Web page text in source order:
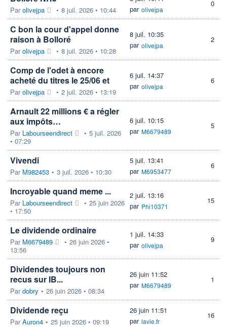
Parolivejpa • 8 juil. 2026 • 10:44
par olivejpa
0
C bon la cour d'appel donne
raison à Bolloré
Parolivejpa • 8 juil. 2026 • 10:28
8 juil. 10:35
par olivejpa
2
Comp de l'odet à encore
acheté du titres le 25/06 et
Parolivejpa • 2 juil. 2026 • 13:19
6 juil. 14:37
par olivejpa
6
Arnault 22 millions € a régler
aux impôts…
Par Labourseendirect • 5 juil. 2026
• 07:29
6 juil. 10:15
par M6679489
5
Vivendi
Par M982453 • 3 juil. 2026 • 10:30
5 juil. 13:41
par M6953477
6
Incroyable quand meme ...
Par Labourseendirect • 25 juin 2026
• 17:50
2 juil. 13:16
par Phi10371
15
Le dividende ordinaire
Par M6679489 • 26 juin 2026 •
13:56
1 juil. 14:33
par olivejpa
9
Dividendes toujours non
recus sur IB...
Pardobry • 26 juin 2026 • 08:34
26 juin 11:52
par M6679489
1
Dividende reçu
ParAuron4 • 25 juin 2026 • 09:19
26 juin 11:51
par lavie.fr
16